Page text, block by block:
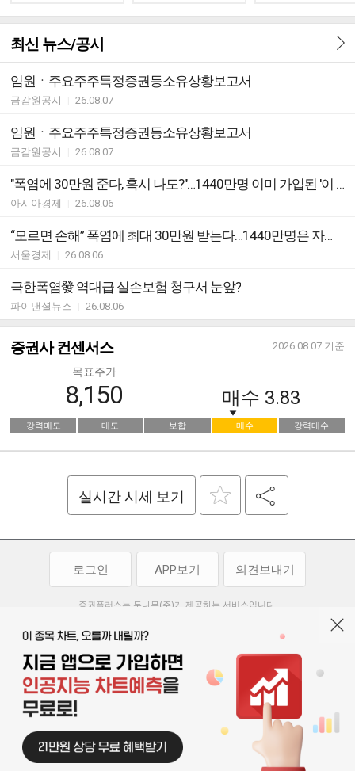
최신 뉴스/공시
임원ㆍ주요주주특정증권등소유상황보고서
금감원공시 26.08.07
임원ㆍ주요주주특정증권등소유상황보고서
금감원공시 26.08.07
"폭염에 30만원 준다, 혹시 나도?"…1440만명 이미 가입된 '이 보험'
아시아경제 26.08.06
“모르면 손해” 폭염에 최대 30만원 받는다…1440만명은 자동 가입됐다는 ‘이 보험’
서울경제 26.08.06
극한폭염發 역대급 실손보험 청구서 눈앞?
파이낸셜뉴스 26.08.06
증권사 컨센서스 2026.08.07 기준
목표주가
8,150 매수 3.83
강력매도 매도 보합 매수 강력매수
실시간 시세 보기
로그인 APP보기 의견보내기
증권플러스는 두나무(주)가 제공하는 서비스입니다.
투자 참고사항이며, 정보 제공 과정에서 오류나 지연이 발생할 수 있습니다.
두나무(주)는 제공된 정보에 의한 투자 결과에 대하여 법적인 책임을
부담하지 않습니다. 본 서비스에서 제공되는 정보의 무단 배포를 금합니다.
이용약관 | 청소년보호정책 개인정보처리방침
기사배열 기본방침 | 고객센터 |
오픈소스 라이선스
서울특별시 서초구 강남대로 369, 15층
사업자 등록번호 119-86-54968
|
기사배열 책임자 : 박동규
© 두나무 주식회사